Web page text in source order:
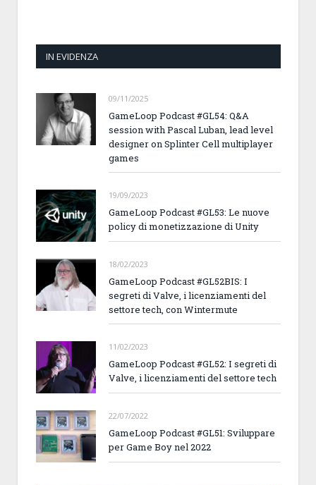
IN EVIDENZA
09/11/2025
GameLoop Podcast #GL54: Q&A
session with Pascal Luban, lead level
designer on Splinter Cell multiplayer
games
19/09/2023
GameLoop Podcast #GL53: Le nuove
policy di monetizzazione di Unity
18/02/2023
GameLoop Podcast #GL52BIS: I
segreti di Valve, i licenziamenti del
settore tech, con Wintermute
11/02/2023
GameLoop Podcast #GL52: I segreti di
Valve, i licenziamenti del settore tech
22/07/2022
GameLoop Podcast #GL51: Sviluppare
per Game Boy nel 2022